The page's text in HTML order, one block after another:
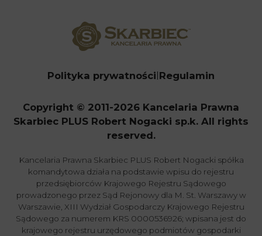
Polityka prywatności Regulamin
Copyright © 2011-2026 Kancelaria Prawna
Skarbiec PLUS Robert Nogacki sp.k. All rights
reserved.
Kancelaria Prawna Skarbiec PLUS Robert Nogacki spółka
komandytowa działa na podstawie wpisu do rejestru
przedsiębiorców Krajowego Rejestru Sądowego
prowadzonego przez Sąd Rejonowy dla M. St. Warszawy w
Warszawie, XIII Wydział Gospodarczy Krajowego Rejestru
Sądowego za numerem KRS 0000536926; wpisana jest do
krajowego rejestru urzędowego podmiotów gospodarki